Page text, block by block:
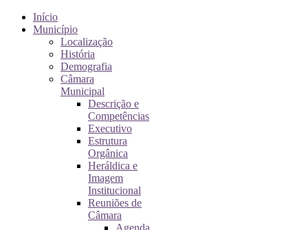
Início
Município
Localização
História
Demografia
Câmara
Municipal
Descrição e
Competências
Executivo
Estrutura
Orgânica
Heráldica e
Imagem
Institucional
Reuniões de
Câmara
Agenda